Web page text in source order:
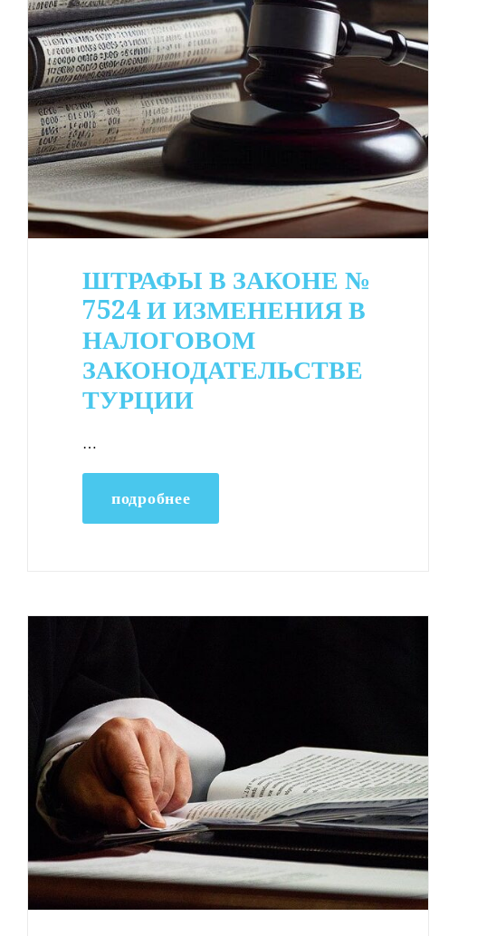
ШТРАФЫ В ЗАКОНЕ №
7524 И ИЗМЕНЕНИЯ В
НАЛОГОВОМ
ЗАКОНОДАТЕЛЬСТВЕ
ТУРЦИИ
…
подробнее